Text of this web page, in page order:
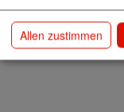
Allen zustimmen